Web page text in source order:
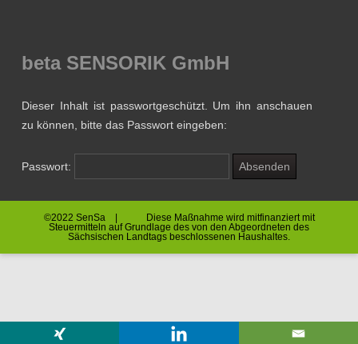
beta SENSORIK GmbH
Dieser Inhalt ist passwortgeschützt. Um ihn anschauen
zu können, bitte das Passwort eingeben:
Passwort:
©2022 SenSa | Diese Maßnahme wird mitfinanziert mit
Steuermitteln auf Grundlage des von den Abgeordneten des
Sächsischen Landtags beschlossenen Haushaltes.